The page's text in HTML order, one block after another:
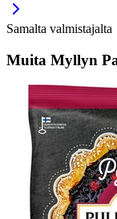
Samalta valmistajalta
Muita Myllyn